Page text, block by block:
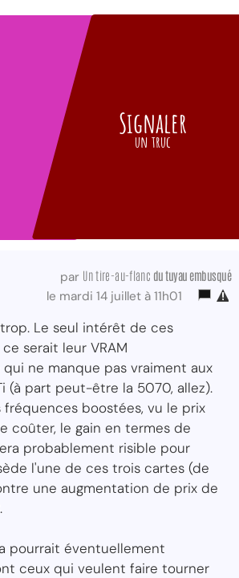
Signaler
un truc
par Un tire-au-flanc du tuyau embusqué
le mardi 14 juillet à 11h01
Le seul intérêt de ces
ce serait leur VRAM
ne manque pas vraiment aux
(à part peut-être la 5070, allez).
fréquences boostées, vu le prix
coûter, le gain en termes de
probablement risible pour
l'une de ces trois cartes (de
une augmentation de prix de
pourrait éventuellement
ceux qui veulent faire tourner